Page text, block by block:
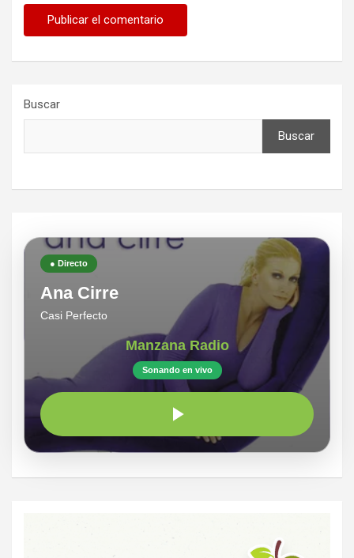
Buscar
Buscar
● Directo
Ana Cirre
Casi Perfecto
Manzana Radio
Sonando en vivo